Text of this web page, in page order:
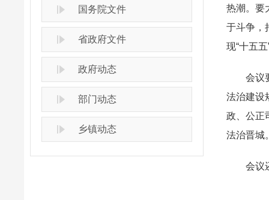
国务院文件
省政府文件
政府动态
部门动态
乡镇动态
热潮。要
于斗争，
现“十五
会议要
法治建设
政、公正
法治晋城
会议还